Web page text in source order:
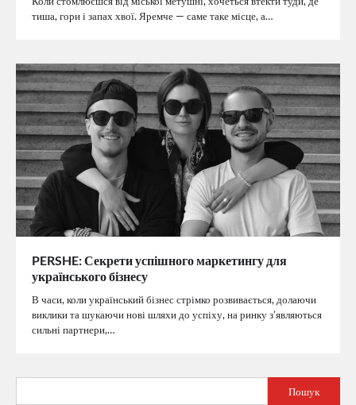
тиша, гори і запах хвої. Яремче — саме таке місце, а…
PERSHE: Секрети успішного маркетингу для
українського бізнесу
В часи, коли український бізнес стрімко розвивається, долаючи
виклики та шукаючи нові шляхи до успіху, на ринку з’являються
сильні партнери,…
Пошук